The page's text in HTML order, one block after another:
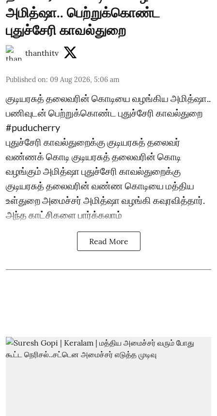
அமித்ஷா.. பெற்றுக்கொண்ட
புதுச்சேரி காவல்துறை
thanthitv
Published on: 09 Aug 2026, 5:06 am
குடியரசுத் தலைவரின் கொடியை வழங்கிய அமித்ஷா..
பணிவுடன் பெற்றுக்கொண்ட புதுச்சேரி காவல்துறை
#puducherry
புதுச்சேரி காவல்துறைக்கு குடியரசுத் தலைவர்
வண்ணக் கொடி குடியரசுத் தலைவரின் கொடி
வழங்கும் அமித்ஷா புதுச்சேரி காவல்துறைக்கு
குடியரசுத் தலைவரின் வண்ண கொடியை மத்திய
உள்துறை அமைச்சர் அமித்ஷா வழங்கி கவுரவித்தார்.
அந்த காட்சிகளை பார்க்கலாம்
Read More